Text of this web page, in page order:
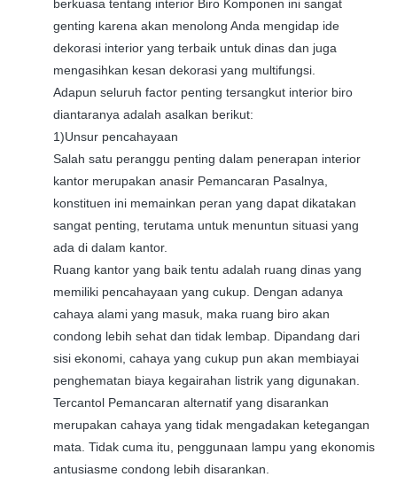
berkuasa tentang interior Biro Komponen ini sangat
genting karena akan menolong Anda mengidap ide
dekorasi interior yang terbaik untuk dinas dan juga
mengasihkan kesan dekorasi yang multifungsi.
Adapun seluruh factor penting tersangkut interior biro
diantaranya adalah asalkan berikut:
1)Unsur pencahayaan
Salah satu peranggu penting dalam penerapan interior
kantor merupakan anasir Pemancaran Pasalnya,
konstituen ini memainkan peran yang dapat dikatakan
sangat penting, terutama untuk menuntun situasi yang
ada di dalam kantor.
Ruang kantor yang baik tentu adalah ruang dinas yang
memiliki pencahayaan yang cukup. Dengan adanya
cahaya alami yang masuk, maka ruang biro akan
condong lebih sehat dan tidak lembap. Dipandang dari
sisi ekonomi, cahaya yang cukup pun akan membiayai
penghematan biaya kegairahan listrik yang digunakan.
Tercantol Pemancaran alternatif yang disarankan
merupakan cahaya yang tidak mengadakan ketegangan
mata. Tidak cuma itu, penggunaan lampu yang ekonomis
antusiasme condong lebih disarankan.